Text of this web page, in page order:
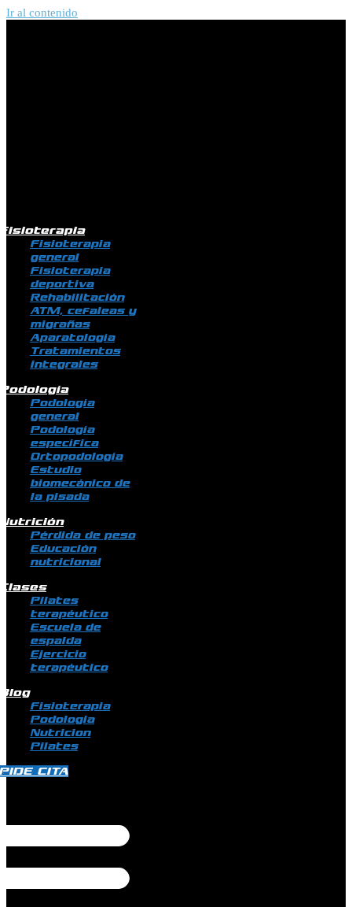
Ir al contenido
Fisioterapia
general
Fisioterapia
deportiva
Rehabilitación
ATM, cefaleas y
migrañas
Aparatología
Tratamientos
integrales
Podología
general
Podología
específica
Ortopodología
Estudio
biomecánico de
la pisada
Pérdida de peso
Educación
nutricional
Pilates
terapéutico
Escuela de
espalda
Ejercicio
terapéutico
Fisioterapia
Podologia
Nutricion
Pilates
CITA